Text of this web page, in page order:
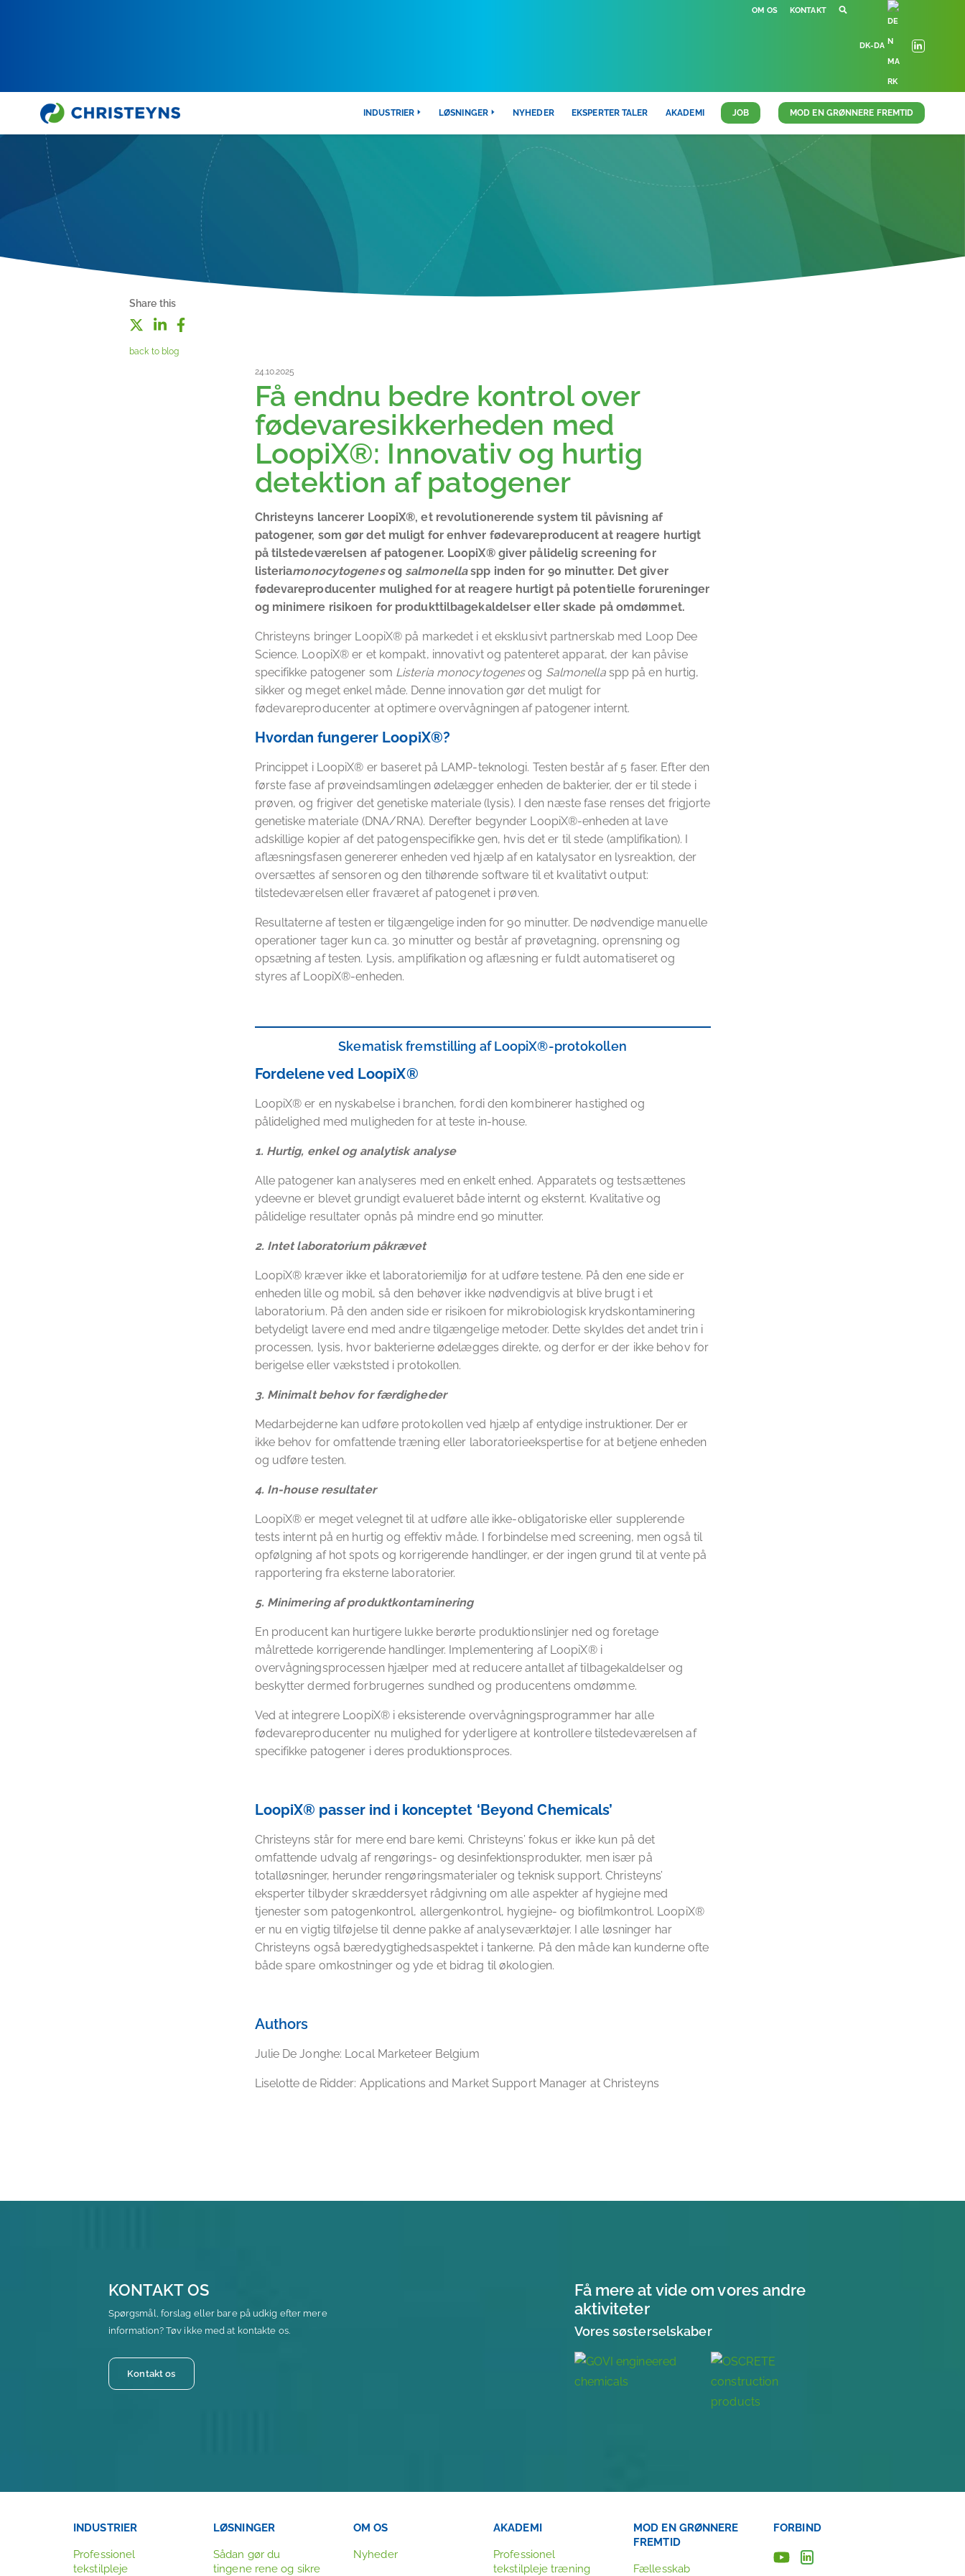
OM OS KONTAKT
DK-DA
INDUSTRIER LØSNINGER NYHEDER EKSPERTER TALER AKADEMI JOB MOD EN GRØNNERE FREMTID
Share this
back to blog
24.10.2025
Få endnu bedre kontrol over
fødevaresikkerheden med
LoopiX®: Innovativ og hurtig
detektion af patogener
Christeyns lancerer LoopiX®, et revolutionerende system til påvisning af
patogener, som gør det muligt for enhver fødevareproducent at reagere hurtigt
på tilstedeværelsen af patogener. LoopiX® giver pålidelig screening for
listeriamonocytogenesog salmonellaspp inden for 90 minutter. Det giver
fødevareproducenter mulighed for at reagere hurtigt på potentielle forureninger
og minimere risikoen for produkttilbagekaldelser eller skade på omdømmet.
Christeyns bringer LoopiX® på markedet i et eksklusivt partnerskab med Loop Dee
Science. LoopiX® er et kompakt, innovativt og patenteret apparat, der kan påvise
specifikke patogener som Listeria monocytogenesog Salmonellaspp på en hurtig,
sikker og meget enkel måde. Denne innovation gør det muligt for
fødevareproducenter at optimere overvågningen af patogener internt.
Hvordan fungerer LoopiX®?
Princippet i LoopiX® er baseret på LAMP-teknologi. Testen består af 5 faser. Efter den
første fase af prøveindsamlingen ødelægger enheden de bakterier, der er til stede i
prøven, og frigiver det genetiske materiale (lysis). I den næste fase renses det frigjorte
genetiske materiale (DNA/RNA). Derefter begynder LoopiX®-enheden at lave
adskillige kopier af det patogenspecifikke gen, hvis det er til stede (amplifikation). I
aflæsningsfasen genererer enheden ved hjælp af en katalysator en lysreaktion, der
oversættes af sensoren og den tilhørende software til et kvalitativt output:
tilstedeværelsen eller fraværet af patogenet i prøven.
Resultaterne af testen er tilgængelige inden for 90 minutter. De nødvendige manuelle
operationer tager kun ca. 30 minutter og består af prøvetagning, oprensning og
opsætning af testen. Lysis, amplifikation og aflæsning er fuldt automatiseret og
styres af LoopiX®-enheden.
Skematisk fremstilling af LoopiX®-protokollen
Fordelene ved LoopiX®
LoopiX® er en nyskabelse i branchen, fordi den kombinerer hastighed og
pålidelighed med muligheden for at teste in-house.
1. Hurtig, enkel og analytisk analyse
Alle patogener kan analyseres med en enkelt enhed. Apparatets og testsættenes
ydeevne er blevet grundigt evalueret både internt og eksternt. Kvalitative og
pålidelige resultater opnås på mindre end 90 minutter.
2. Intet laboratorium påkrævet
LoopiX® kræver ikke et laboratoriemiljø for at udføre testene. På den ene side er
enheden lille og mobil, så den behøver ikke nødvendigvis at blive brugt i et
laboratorium. På den anden side er risikoen for mikrobiologisk krydskontaminering
betydeligt lavere end med andre tilgængelige metoder. Dette skyldes det andet trin i
processen, lysis, hvor bakterierne ødelægges direkte, og derfor er der ikke behov for
berigelse eller vækststed i protokollen.
3. Minimalt behov for færdigheder
Medarbejderne kan udføre protokollen ved hjælp af entydige instruktioner. Der er
ikke behov for omfattende træning eller laboratorieekspertise for at betjene enheden
og udføre testen.
4. In-house resultater
LoopiX® er meget velegnet til at udføre alle ikke-obligatoriske eller supplerende
tests internt på en hurtig og effektiv måde. I forbindelse med screening, men også til
opfølgning af hot spots og korrigerende handlinger, er der ingen grund til at vente på
rapportering fra eksterne laboratorier.
5. Minimering af produktkontaminering
En producent kan hurtigere lukke berørte produktionslinjer ned og foretage
målrettede korrigerende handlinger. Implementering af LoopiX® i
overvågningsprocessen hjælper med at reducere antallet af tilbagekaldelser og
beskytter dermed forbrugernes sundhed og producentens omdømme.
Ved at integrere LoopiX® i eksisterende overvågningsprogrammer har alle
fødevareproducenter nu mulighed for yderligere at kontrollere tilstedeværelsen af
specifikke patogener i deres produktionsproces.
LoopiX® passer ind i konceptet ‘Beyond Chemicals’
Christeyns står for mere end bare kemi. Christeyns’ fokus er ikke kun på det
omfattende udvalg af rengørings- og desinfektionsprodukter, men især på
totalløsninger, herunder rengøringsmaterialer og teknisk support. Christeyns’
eksperter tilbyder skræddersyet rådgivning om alle aspekter af hygiejne med
tjenester som patogenkontrol, allergenkontrol, hygiejne- og biofilmkontrol. LoopiX®
er nu en vigtig tilføjelse til denne pakke af analyseværktøjer. I alle løsninger har
Christeyns også bæredygtighedsaspektet i tankerne. På den måde kan kunderne ofte
både spare omkostninger og yde et bidrag til økologien.
Authors
Julie De Jonghe: Local Marketeer Belgium
Liselotte de Ridder: Applications and Market Support Manager at Christeyns
KONTAKT OS
Spørgsmål, forslag eller bare på udkig efter mere
information? Tøv ikke med at kontakte os.
Kontakt os
Få mere at vide om vores andre
aktiviteter
Vores søsterselskaber
INDUSTRIER
Professionel
tekstilpleje
LØSNINGER
Sådan gør du
tingene rene og sikre
OM OS
Nyheder
AKADEMI
Professionel
tekstilpleje træning
MOD EN GRØNNERE
FREMTID
Fællesskab
FORBIND